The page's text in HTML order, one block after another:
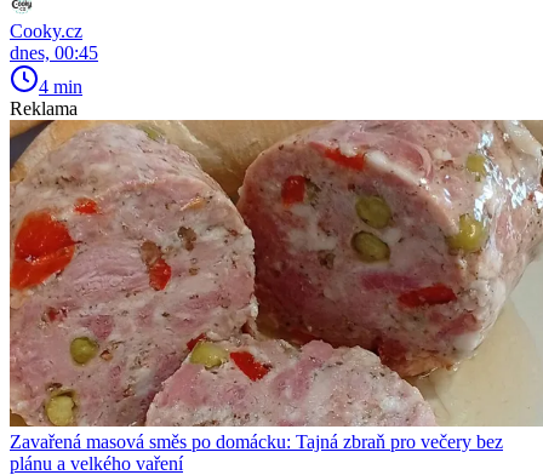
Cooky.cz
dnes, 00:45
4 min
Reklama
Zavařená masová směs po domácku: Tajná zbraň pro večery bez
plánu a velkého vaření